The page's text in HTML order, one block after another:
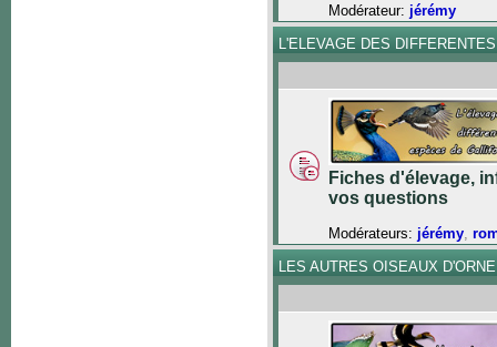
Modérateur: jérémy
L'ELEVAGE DES
Fiches d'élevage,
vos questions
Modérateurs: jérémy,
LES AUTRES OISEAUX